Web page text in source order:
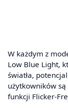
W każdym z
Low Blue Light,
światła,
użytkowników
funkcji Flicker-